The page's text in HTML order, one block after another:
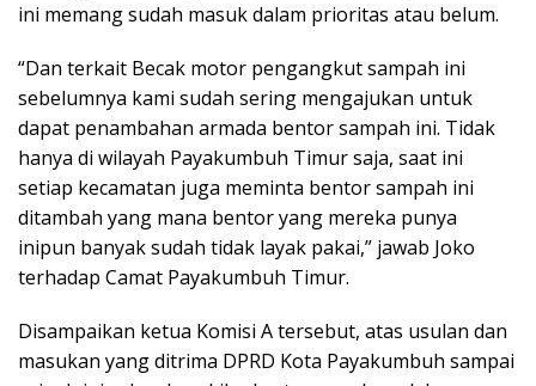
ini memang sudah masuk dalam prioritas atau belum.
“Dan terkait Becak motor pengangkut sampah ini
sebelumnya kami sudah sering mengajukan untuk
dapat penambahan armada bentor sampah ini. Tidak
hanya di wilayah Payakumbuh Timur saja, saat ini
setiap kecamatan juga meminta bentor sampah ini
ditambah yang mana bentor yang mereka punya
inipun banyak sudah tidak layak pakai,” jawab Joko
terhadap Camat Payakumbuh Timur.
Disampaikan ketua Komisi A tersebut, atas usulan dan
masukan yang ditrima DPRD Kota Payakumbuh sampai